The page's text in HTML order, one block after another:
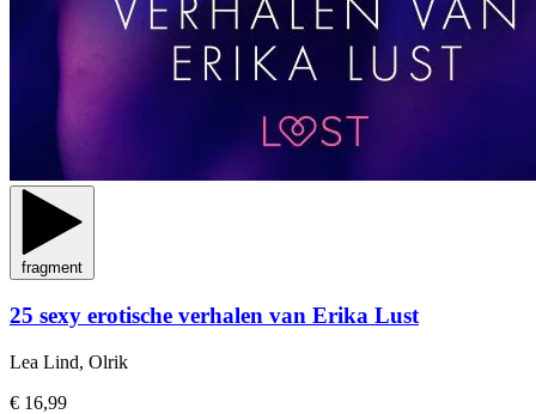
fragment
25 sexy erotische verhalen van Erika Lust
Lea Lind, Olrik
€ 16,99